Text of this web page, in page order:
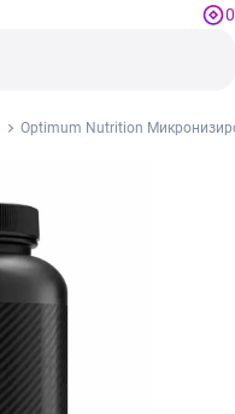
0
Optimum Nutrition